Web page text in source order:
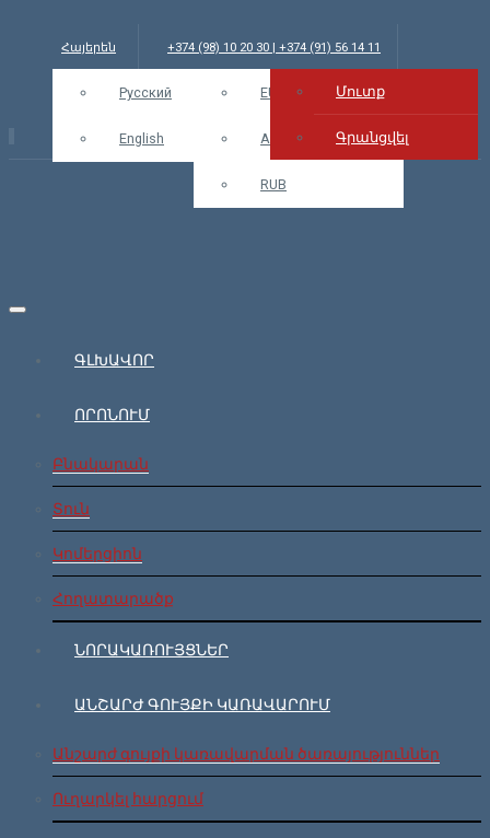
Հայերեն
Русский
English
+374 (98) 10 20 30 | +374 (91) 56 14 11
info@bars.am USD EUR
AMD
RUB
Մուտք Մուտք
Գրանցվել
ԳԼԽԱՎՈՐ
ՈՐՈՆՈՒՄ
Բնակարան
Տուն
Կոմերցիոն
Հողատարածք
ՆՈՐԱԿԱՌՈՒՅՑՆԵՐ
ԱՆՇԱՐԺ ԳՈՒՅՔԻ ԿԱՌԱՎԱՐՈՒՄ
Անշարժ գույքի կառավարման ծառայություններ
Ուղարկել հարցում